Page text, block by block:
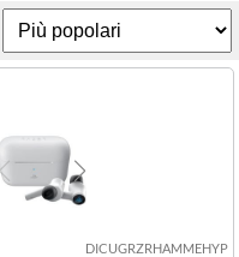
DICUGRZRHAMMEHYP